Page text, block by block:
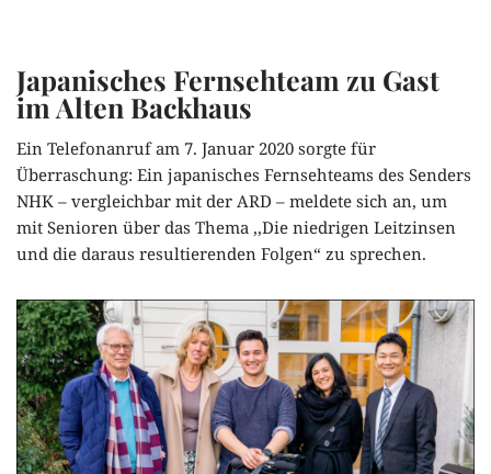
Inhalt
springen
Japanisches Fernsehteam zu Gast
im Alten Backhaus
Ein Telefonanruf am 7. Januar 2020 sorgte für
Überraschung: Ein japanisches Fernsehteams des Senders
NHK – vergleichbar mit der ARD – meldete sich an, um
mit Senioren über das Thema ,,Die niedrigen Leitzinsen
und die daraus resultierenden Folgen“ zu sprechen.